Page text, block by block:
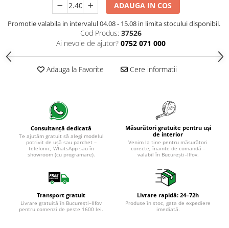
ADAUGA IN COS
Promotie valabila in intervalul 04.08 - 15.08 in limita stocului disponibil.
Cod Produs: 37526
Ai nevoie de ajutor? 0752 071 000
Adauga la Favorite Cere informatii
Consultanță dedicată
Te ajutăm gratuit să alegi modelul
potrivit de ușă sau parchet –
telefonic, WhatsApp sau în
showroom (cu programare).
Măsurători gratuite pentru uși
de interior
Venim la tine pentru măsurători
corecte, înainte de comandă –
valabil în București–Ilfov.
Transport gratuit
Livrare gratuită în București–Ilfov
pentru comenzi de peste 1600 lei.
Livrare rapidă: 24–72h
Produse în stoc, gata de expediere
imediată.